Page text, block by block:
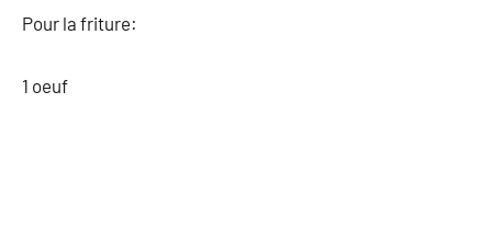
Pour la friture:
1 oeuf